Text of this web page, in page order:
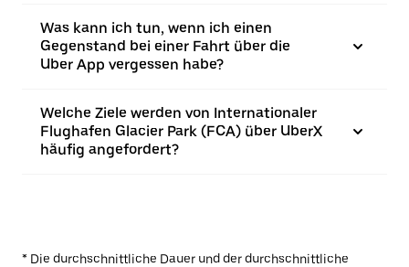
Was kann ich tun, wenn ich einen
Gegenstand bei einer Fahrt über die
Uber App vergessen habe?
Welche Ziele werden von Internationaler
Flughafen Glacier Park (FCA) über UberX
häufig angefordert?
* Die durchschnittliche Dauer und der durchschnittliche